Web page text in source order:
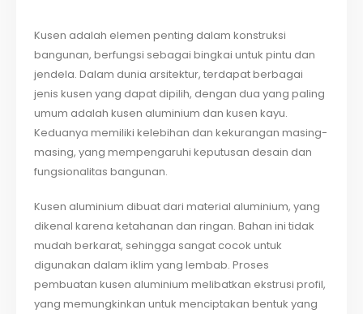
Kusen adalah elemen penting dalam konstruksi
bangunan, berfungsi sebagai bingkai untuk pintu dan
jendela. Dalam dunia arsitektur, terdapat berbagai
jenis kusen yang dapat dipilih, dengan dua yang paling
umum adalah kusen aluminium dan kusen kayu.
Keduanya memiliki kelebihan dan kekurangan masing-
masing, yang mempengaruhi keputusan desain dan
fungsionalitas bangunan.
Kusen aluminium dibuat dari material aluminium, yang
dikenal karena ketahanan dan ringan. Bahan ini tidak
mudah berkarat, sehingga sangat cocok untuk
digunakan dalam iklim yang lembab. Proses
pembuatan kusen aluminium melibatkan ekstrusi profil,
yang memungkinkan untuk menciptakan bentuk yang